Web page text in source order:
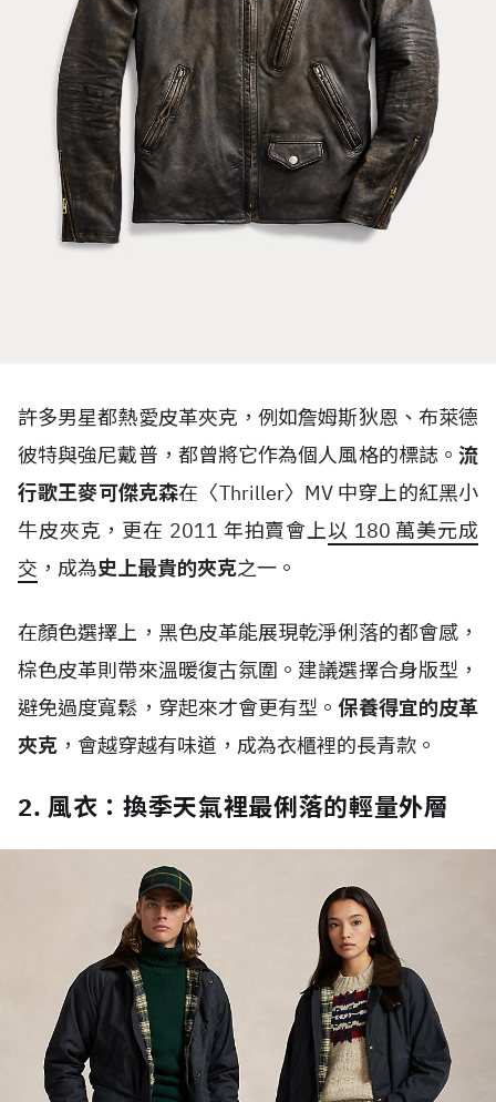
許多男星都熱愛皮革夾克，例如詹姆斯狄恩、布萊德
彼特與強尼戴普，都曾將它作為個人風格的標誌。 流
行歌王麥可傑克森在〈Thriller〉 MV 中穿上的紅黑小
牛皮夾克，更在 2011 年拍賣會上以 180 萬美元成
交 ，成為史上最貴的夾克之一。
在顏色選擇上，黑色皮革能展現乾淨俐落的都會感，
棕色皮革則帶來溫暖復古氛圍。建議選擇合身版型，
避免過度寬鬆，穿起來才會更有型。保養得宜的皮革
夾克 ，會越穿越有味道，成為衣櫃裡的長青款。
2. 風衣：換季天氣裡最俐落的輕量外層